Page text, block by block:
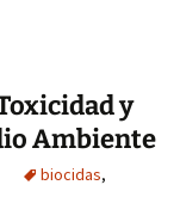
y
Ambiente
biocidas,